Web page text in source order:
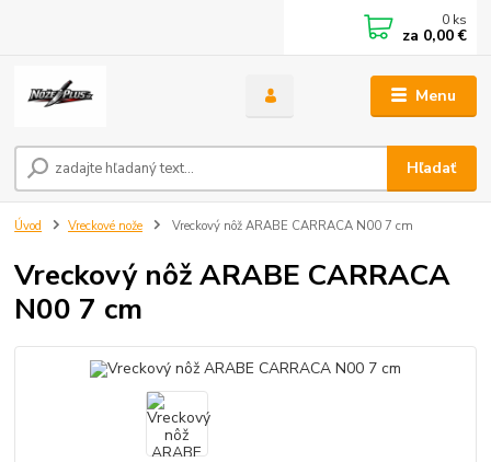
Menu
Hľadať
0 ks
za 0,00 €
Úvod Vreckové nože Vreckový nôž ARABE CARRACA N00 7 cm
Vreckový nôž ARABE CARRACA
N00 7 cm